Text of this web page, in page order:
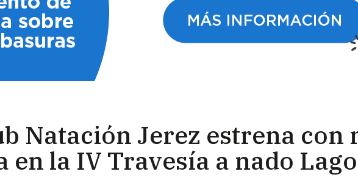
Natación Jerez estrena con
en la IV Travesía a nado